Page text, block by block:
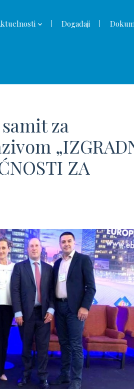
Događaji
za
ZA